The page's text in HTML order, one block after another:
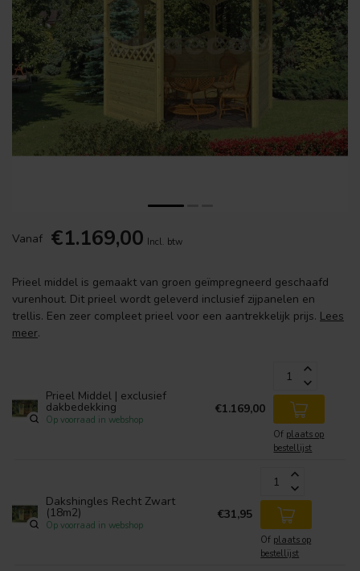
Vanaf €1.169,00 Incl. btw
Prieel middel is gemaakt van groen geïmpregneerd geschaafd
vurenhout. Dit prieel wordt geleverd inclusief zijpanelen en
trellis. Een zeer compleet prieel voor een aantrekkelijk prijs. Lees
meer.
Prieel Middel | exclusief
dakbedekking
Op voorraad in webshop
€1.169,00
Of plaats op
bestellijst
Dakshingles Recht Zwart
(18m2)
Op voorraad in webshop
€31,95
Of plaats op
bestellijst